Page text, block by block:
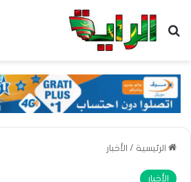
بحث عن
الرئيسية / الأخبار
الأخبار